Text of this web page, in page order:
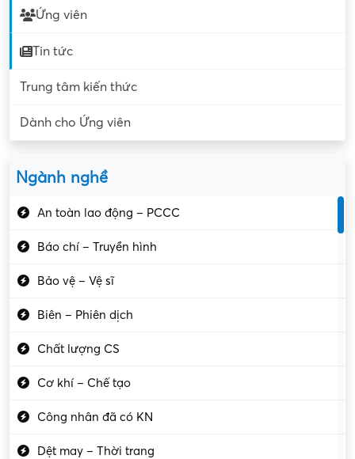
Ứng viên
Tin tức
Trung tâm kiến thức
Dành cho Ứng viên
Ngành nghề
An toàn lao động – PCCC
Báo chí – Truyền hình
Bảo vệ – Vệ sĩ
Biên – Phiên dịch
Chất lượng CS
Cơ khí – Chế tạo
Công nhân đã có KN
Dệt may – Thời trang